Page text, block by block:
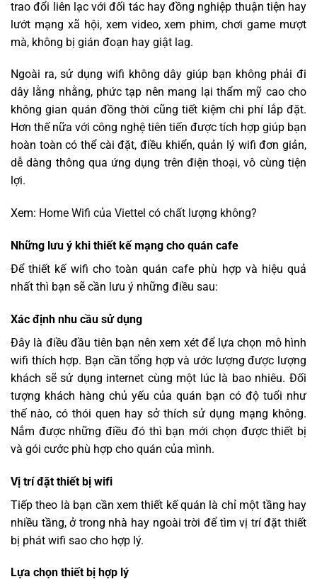
trao đổi liên lạc với đối tác hay đồng nghiệp thuận tiện hay
lướt mạng xã hội, xem video, xem phim, chơi game mượt
mà, không bị gián đoạn hay giật lag.
Ngoài ra, sử dụng wifi không dây giúp bạn không phải đi
dây lằng nhằng, phức tạp nên mang lại thẩm mỹ cao cho
không gian quán đồng thời cũng tiết kiệm chi phí lắp đặt.
Hơn thế nữa với công nghệ tiên tiến được tích hợp giúp bạn
hoàn toàn có thể cài đặt, điều khiển, quản lý wifi đơn giản,
dễ dàng thông qua ứng dụng trên điện thoại, vô cùng tiện
lợi.
Xem: Home Wifi của Viettel có chất lượng không?
Những lưu ý khi thiết kế mạng cho quán cafe
Để thiết kế wifi cho toàn quán cafe phù hợp và hiệu quả
nhất thì bạn sẽ cần lưu ý những điều sau:
Xác định nhu cầu sử dụng
Đây là điều đầu tiên bạn nên xem xét để lựa chọn mô hình
wifi thích hợp. Bạn cần tổng hợp và ước lượng được lượng
khách sẽ sử dụng internet cùng một lúc là bao nhiêu. Đối
tượng khách hàng chủ yếu của quán bạn có độ tuổi như
thế nào, có thói quen hay sở thích sử dụng mạng không.
Nắm được những điều đó thì bạn mới chọn được thiết bị
và gói cước phù hợp cho quán của mình.
Vị trí đặt thiết bị wifi
Tiếp theo là bạn cần xem thiết kế quán là chỉ một tầng hay
nhiều tầng, ở trong nhà hay ngoài trời để tìm vị trí đặt thiết
bị phát wifi sao cho hợp lý.
Lựa chọn thiết bị hợp lý